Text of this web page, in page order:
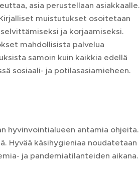
asia perustellaan asiakkaalle.
muistutukset osoitetaan
ja korjaamiseksi.
mahdollisista palvelua
samoin kuin kaikkia edellä
sosiaali- ja potilasasiamieheen.
hyvinvointialueen antamia ohjeita.
Hyvää käsihygieniaa noudatetaan
ja pandemiatilanteiden aikana.